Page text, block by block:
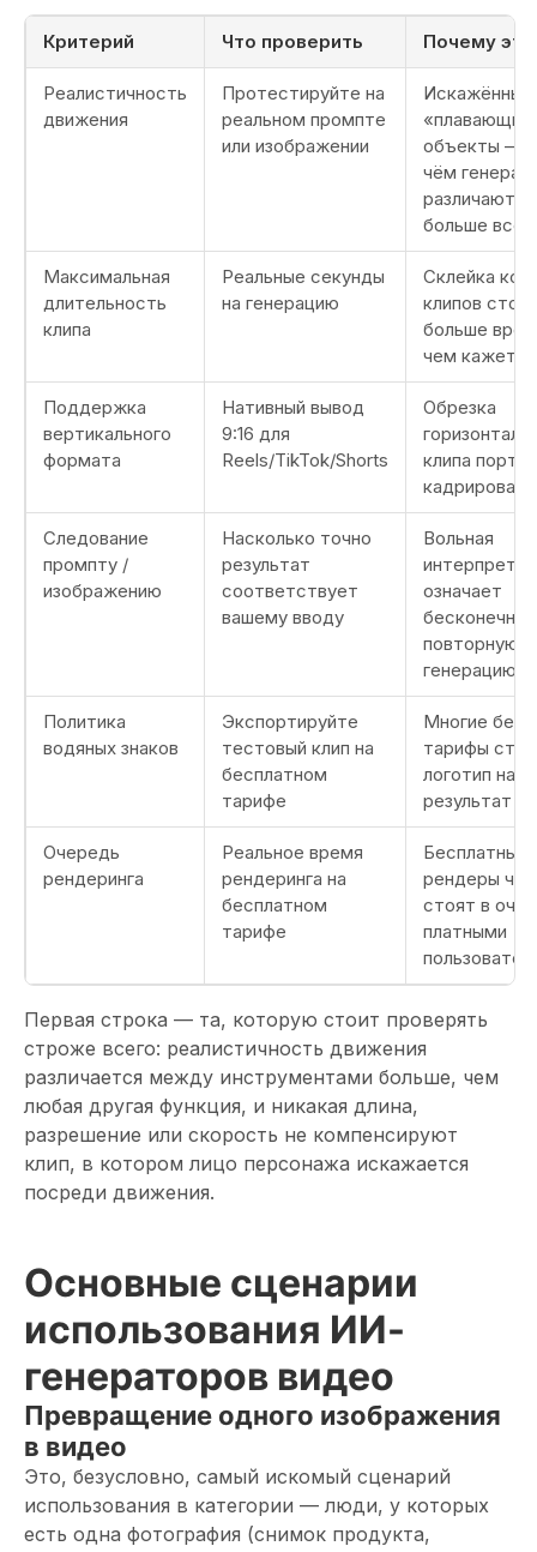
Критерий Что проверить Почему
Реалистичность
движения
Протестируйте на
реальном промпте
или изображении
Искажённые
объекты —
чём
различаются
больше
Максимальная
длительность
клипа
Реальные секунды
на генерацию
Склейка
клипов
больше
чем кажется
Поддержка
вертикального
формата
Нативный вывод
9:16 для
Reels/TikTok/Shorts
Обрезка
клипа портит
Следование
промпту /
изображению
Насколько точно
результат
соответствует
вашему вводу
Вольная
означает
повторную
генерацию
Политика
водяных знаков
Экспортируйте
тестовый клип на
бесплатном
тарифе
Многие
тарифы
логотип на
результат
Очередь
рендеринга
Реальное время
рендеринга на
бесплатном
тарифе
Бесплатные
рендеры
стоят в
платными
Первая строка — та, которую стоит проверять
строже всего: реалистичность движения
различается между инструментами больше, чем
любая другая функция, и никакая длина,
разрешение или скорость не компенсируют
клип, в котором лицо персонажа искажается
посреди движения.
Основные сценарии
использования ИИ-
генераторов видео
Превращение одного изображения
в видео
Это, безусловно, самый искомый сценарий
использования в категории — люди, у которых
есть одна фотография (снимок продукта,